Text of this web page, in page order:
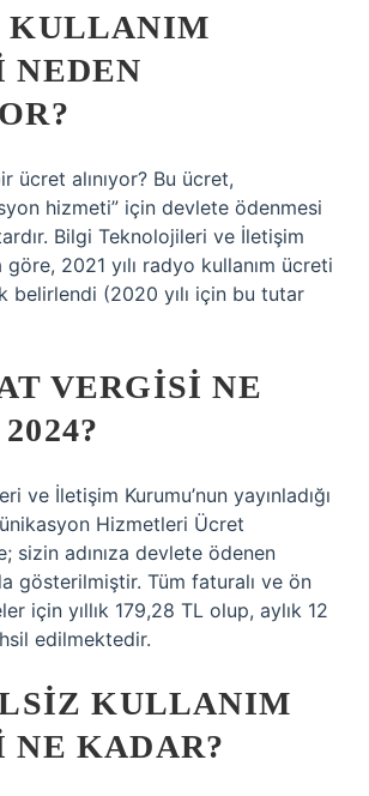
KULLANIM
NEDEN
ücret alınıyor? Bu ücret,
hizmeti” için devlete ödenmesi
Bilgi Teknolojileri ve İletişim
göre, 2021 yılı radyo kullanım ücreti
belirlendi (2020 yılı için bu tutar
VERGISI NE
ve İletişim Kurumu’nun yayınladığı
Hizmetleri Ücret
sizin adınıza devlete ödenen
gösterilmiştir. Tüm faturalı ve ön
için yıllık 179,28 TL olup, aylık 12
edilmektedir.
KULLANIM
NE KADAR?